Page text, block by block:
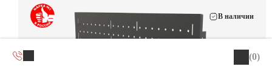
(0)
В наличии